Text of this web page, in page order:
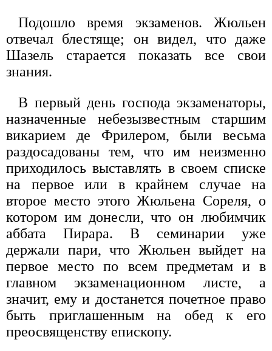
Подошло время экзаменов. Жюльен
отвечал блестяще; он видел, что даже
Шазель старается показать все свои
знания.
В первый день господа экзаменаторы,
назначенные небезызвестным старшим
викарием де Фрилером, были весьма
раздосадованы тем, что им неизменно
приходилось выставлять в своем списке
на первое или в крайнем случае на
второе место этого Жюльена Сореля, о
котором им донесли, что он любимчик
аббата Пирара. В семинарии уже
держали пари, что Жюльен выйдет на
первое место по всем предметам и в
главном экзаменационном листе, а
значит, ему и достанется почетное право
быть приглашенным на обед к его
преосвященству епископу.